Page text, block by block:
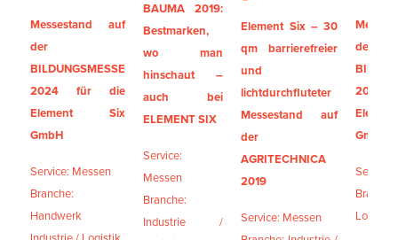
Messestand auf
der
BILDUNGSMESSE
2024 für die
Element Six
GmbH
Service: Messen
Branche:
Handwerk
BAUMA 2019:
Bestmarken,
wo man
hinschaut –
auch bei
ELEMENT SIX
Service:
Messen
Branche:
Industrie /
Element Six – 30
qm barrierefreier
und
lichtdurchfluteter
Messestand auf
der
AGRITECHNICA
2019
Service: Messen
der
GmbH
Logistik